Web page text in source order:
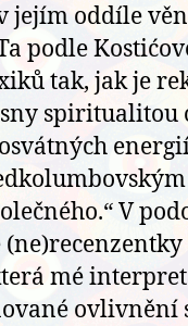
jejím oddíle
podle
tak, jak je
sny
V
mé
ovlivnění